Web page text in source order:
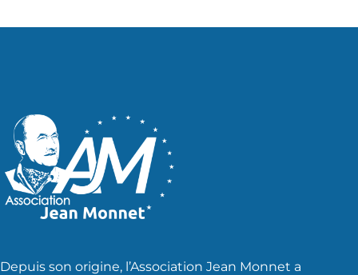
Depuis son origine, l’Association Jean Monnet a